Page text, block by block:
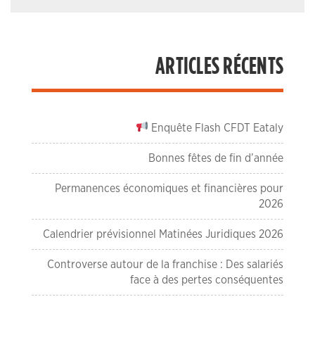
ARTICLES RÉCENTS
Enquête Flash CFDT Eataly
Bonnes fêtes de fin d’année
Permanences économiques et financières pour
2026
Calendrier prévisionnel Matinées Juridiques 2026
Controverse autour de la franchise : Des salariés
face à des pertes conséquentes